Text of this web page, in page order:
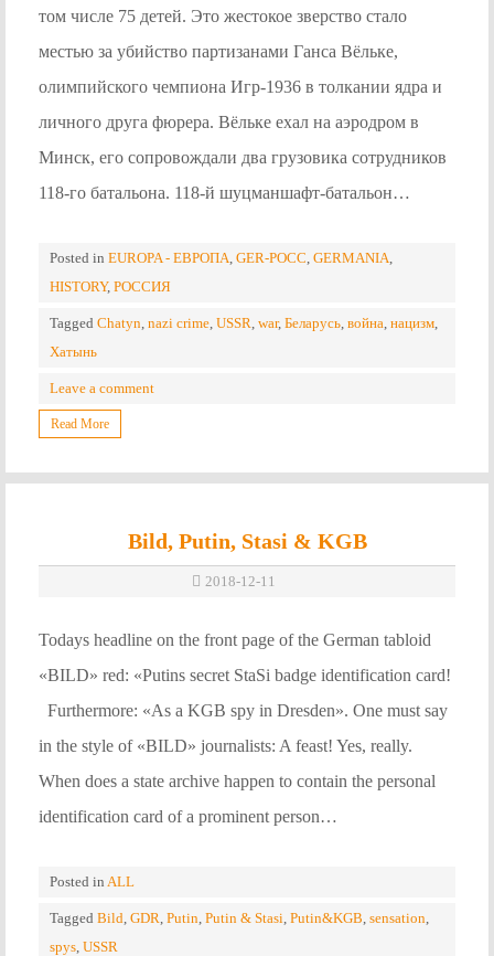
том числе 75 детей. Это жестокое зверство стало
местью за убийство партизанами Ганса Вёльке,
олимпийского чемпиона Игр-1936 в толкании ядра и
личного друга фюрера. Вёльке ехал на аэродром в
Минск, его сопровождали два грузовика сотрудников
118-го батальона. 118-й шуцманшафт-батальон…
Posted in EUROPA - ЕВРОПА, GER-POCC, GERMANIA,
HISTORY, РОССИЯ
Tagged Chatyn, nazi crime, USSR, war, Беларусь, война, нацизм,
Хатынь
Leave a comment
Read More
Bild, Putin, Stasi & KGB
2018-12-11
Todays headline on the front page of the German tabloid
«BILD» red: «Putins secret StaSi badge identification card!
Furthermore: «As a KGB spy in Dresden». One must say
in the style of «BILD» journalists: A feast! Yes, really.
When does a state archive happen to contain the personal
identification card of a prominent person…
Posted in ALL
Tagged Bild GDR Putin Putin & Stasi Putin&KGB sensation
spys USSR